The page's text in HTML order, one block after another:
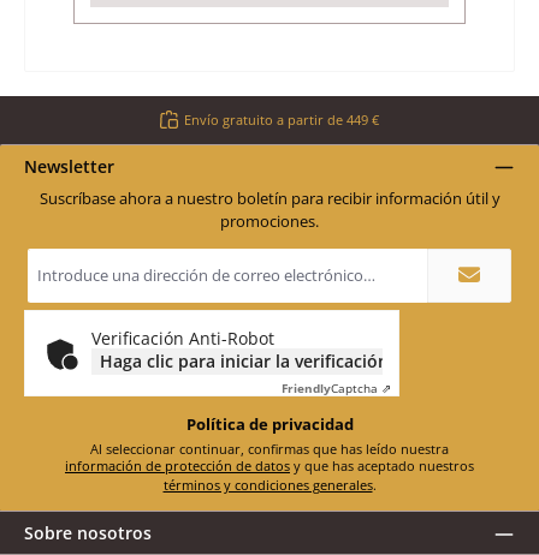
Envío gratuito a partir de 449 €
Newsletter
Suscríbase ahora a nuestro boletín para recibir información útil y
promociones.
de
electrónico
Verificación Anti-Robot
Haga clic para iniciar la verificación
FriendlyCaptcha ⇗
Política de privacidad
información de protección de datos
términos y condiciones generales.
Sobre nosotros